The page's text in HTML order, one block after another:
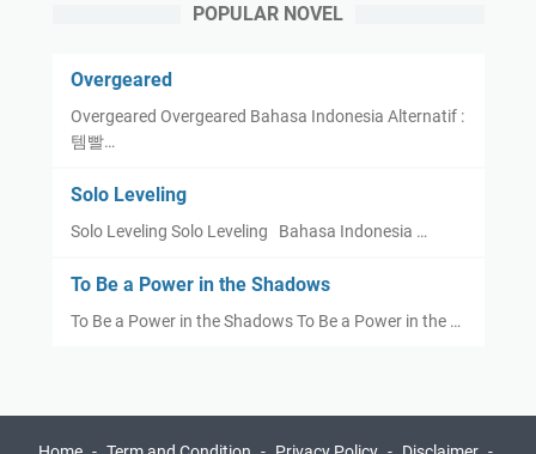
POPULAR NOVEL
Overgeared
Overgeared Overgeared Bahasa Indonesia Alternatif :
템빨…
Solo Leveling
Solo Leveling Solo Leveling Bahasa Indonesia …
To Be a Power in the Shadows
To Be a Power in the Shadows To Be a Power in the …